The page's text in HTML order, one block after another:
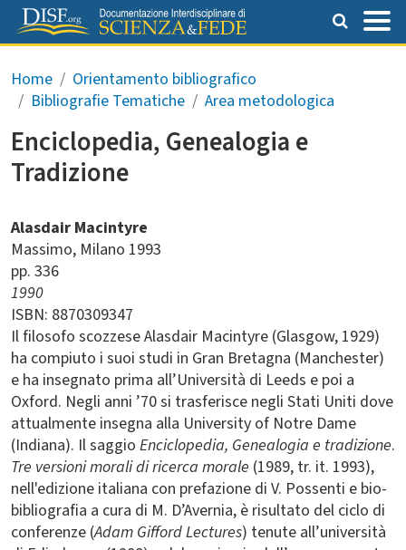
Salta al contenuto principale
Briciole di pane
Home
Orientamento bibliografico
Bibliografie Tematiche
Area metodologica
Enciclopedia, Genealogia e
Tradizione
Alasdair Macintyre
Massimo Milano 1993
pp. 336
1990
ISBN: 8870309347
Il filosofo scozzese Alasdair Macintyre (Glasgow, 1929)
ha compiuto i suoi studi in Gran Bretagna (Manchester)
e ha insegnato prima all’Università di Leeds e poi a
Oxford. Negli anni ’70 si trasferisce negli Stati Uniti dove
attualmente insegna alla University of Notre Dame
(Indiana). Il saggio Enciclopedia, Genealogia e tradizione.
Tre versioni morali di ricerca morale (1989, tr. it. 1993),
nell'edizione italiana con prefazione di V. Possenti e bio-
bibliografia a cura di M. D’Avernia, è risultato del ciclo di
conferenze (Adam Gifford Lectures) tenute all’università